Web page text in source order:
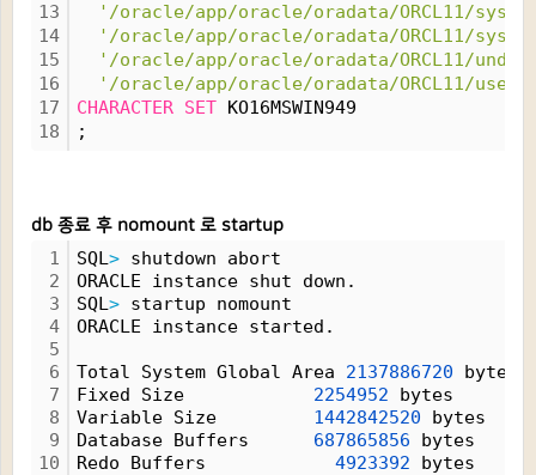
13
14
15
16
17
18
'/oracle/app/oracle/oradata/ORCL11/
'/oracle/app/oracle/oradata/ORCL11/
'/oracle/app/oracle/oradata/ORCL11/
'/oracle/app/oracle/oradata/ORCL11/
CHARACTER SET KO16MSWIN949
;
db 종료 후 nomount 로 startup
1
2
3
4
5
6
7
8
9
10
SQL> shutdown abort
ORACLE instance shut down.
SQL> startup nomount
ORACLE instance started.
Total System Global Area 2137886720 bytes
Fixed Size 2254952 bytes
Variable Size 1442842520 bytes
Database Buffers 687865856 bytes
Redo Buffers 4923392 bytes